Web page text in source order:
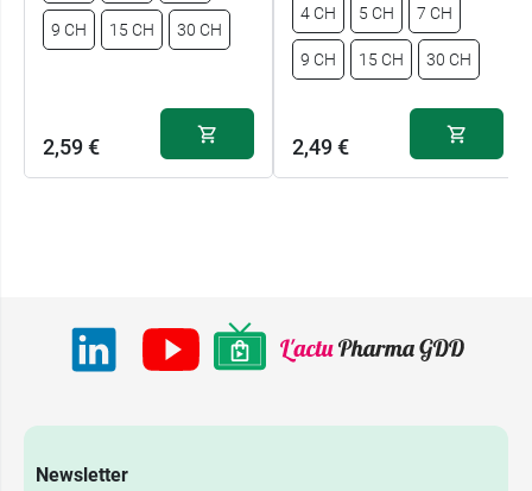
9 CH 15 CH 30 CH
2,59 €
4 CH 5 CH 7 CH
9 CH 15 CH 30 CH
2,49 €
Newsletter